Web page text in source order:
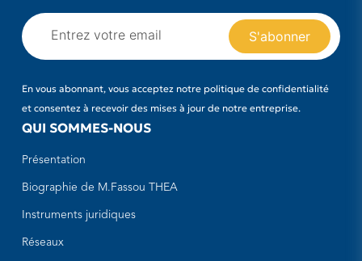
En vous abonnant, vous acceptez notre politique de confidentialité
et consentez à recevoir des mises à jour de notre entreprise.
QUI SOMMES-NOUS
Présentation
Biographie de M.Fassou THEA
Instruments juridiques
Réseaux